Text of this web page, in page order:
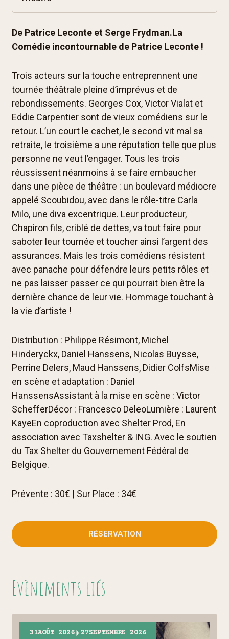
De Patrice Leconte et Serge Frydman.La
Comédie incontournable de Patrice Leconte !
Trois acteurs sur la touche entreprennent une
tournée théâtrale pleine d’imprévus et de
rebondissements. Georges Cox, Victor Vialat et
Eddie Carpentier sont de vieux comédiens sur le
retour. L’un court le cachet, le second vit mal sa
retraite, le troisième a une réputation telle que plus
personne ne veut l’engager. Tous les trois
réussissent néanmoins à se faire embaucher
dans une pièce de théâtre : un boulevard médiocre
appelé Scoubidou, avec dans le rôle-titre Carla
Milo, une diva excentrique. Leur producteur,
Chapiron fils, criblé de dettes, va tout faire pour
saboter leur tournée et toucher ainsi l’argent des
assurances. Mais les trois comédiens résistent
avec panache pour défendre leurs petits rôles et
ne pas laisser passer ce qui pourrait bien être la
dernière chance de leur vie. Hommage touchant à
la vie d’artiste !
Distribution : Philippe Résimont, Michel
Hinderyckx, Daniel Hanssens, Nicolas Buysse,
Perrine Delers, Maud Hanssens, Didier ColfsMise
en scène et adaptation : Daniel
HanssensAssistant à la mise en scène : Victor
SchefferDécor : Francesco DeleoLumière : Laurent
KayeEn coproduction avec Shelter Prod, En
association avec Taxshelter & ING. Avec le soutien
du Tax Shelter du Gouvernement Fédéral de
Belgique.
Prévente : 30€ | Sur Place : 34€
RÉSERVATION
Evènements liés
31AOÛT 2026 27SEPTEMBRE 2026